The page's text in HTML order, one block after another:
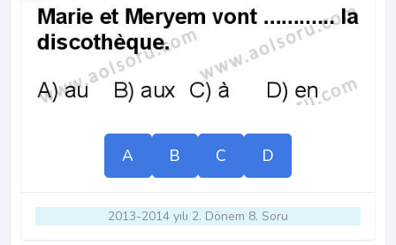
A B C D
2013-2014 yılı 2. Dönem 8. Soru